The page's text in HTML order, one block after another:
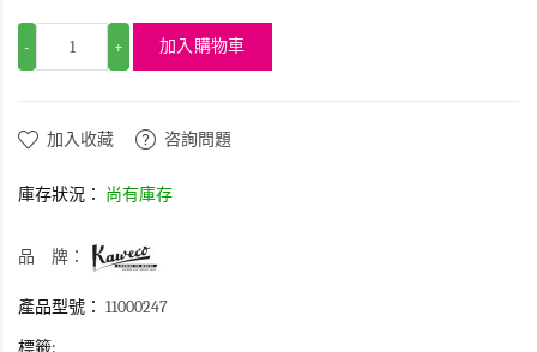
- + 加入購物車
加入收藏 咨詢問題
庫存狀況： 尚有庫存
品 牌：
產品型號： 11000247